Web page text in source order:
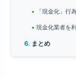
「現金化」行
現金化業者を
まとめ